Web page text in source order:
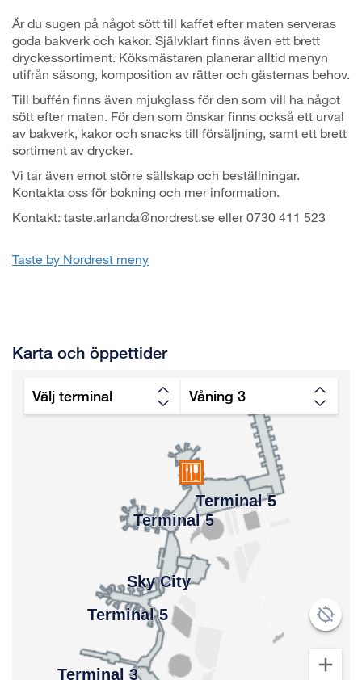
Är du sugen på något sött till kaffet efter maten serveras
goda bakverk och kakor. Självklart finns även ett brett
dryckessortiment. Köksmästaren planerar alltid menyn
utifrån säsong, komposition av rätter och gästernas behov.
Till buffén finns även mjukglass för den som vill ha något
sött efter maten. För den som önskar finns också ett urval
av bakverk, kakor och snacks till försäljning, samt ett brett
sortiment av drycker.
Vi tar även emot större sällskap och beställningar.
Kontakta oss för bokning och mer information.
Kontakt: taste.arlanda@nordrest.se eller 0730 411 523
Taste by Nordrest meny
Karta och öppettider